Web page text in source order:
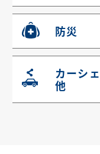
防災
カーシ
他